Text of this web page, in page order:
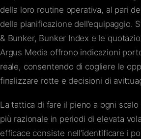
della loro routine operativa, al pari
della pianificazione dell’equipaggio.
& Bunker, Bunker Index e le
Argus Media offrono indicazioni
reale, consentendo di cogliere le
finalizzare rotte e decisioni di
La tattica di fare il pieno a ogni
più razionale in periodi di elevata
efficace consiste nell’identificare i